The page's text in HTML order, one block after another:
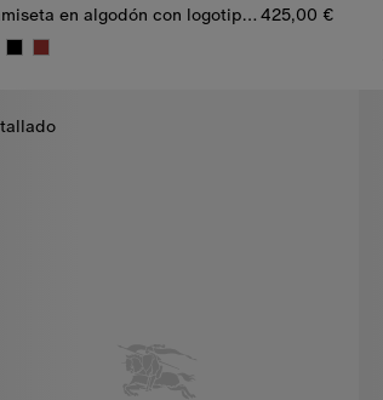
Camiseta en algodón con logotipo de nuestro legado 425,00 €